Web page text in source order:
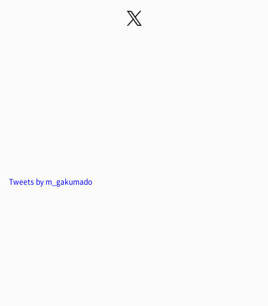
Tweets by m_gakumado